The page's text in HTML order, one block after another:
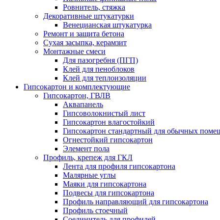
Ровнитель, стяжка
Декоративные штукатурки
Венецианская штукатурка
Ремонт и защита бетона
Сухая засыпка, керамзит
Монтажные смеси
Для пазогребня (ПГП)
Клей для пеноблоков
Клей для теплоизоляции
Гипсокартон и комплектующие
Гипсокартон, ГВЛВ
Аквапанель
Гипсоволокнистый лист
Гипсокартон влагостойкий
Гипсокартон стандартный для обычных
Огнестойкий гипсокартон
Элемент пола
Профиль, крепеж для ГКЛ
Лента для профиля гипсокартона
Малярные углы
Маяки для гипсокартона
Подвесы для гипсокартона
Профиль направляющий для гипсокартона
Профиль стоечный